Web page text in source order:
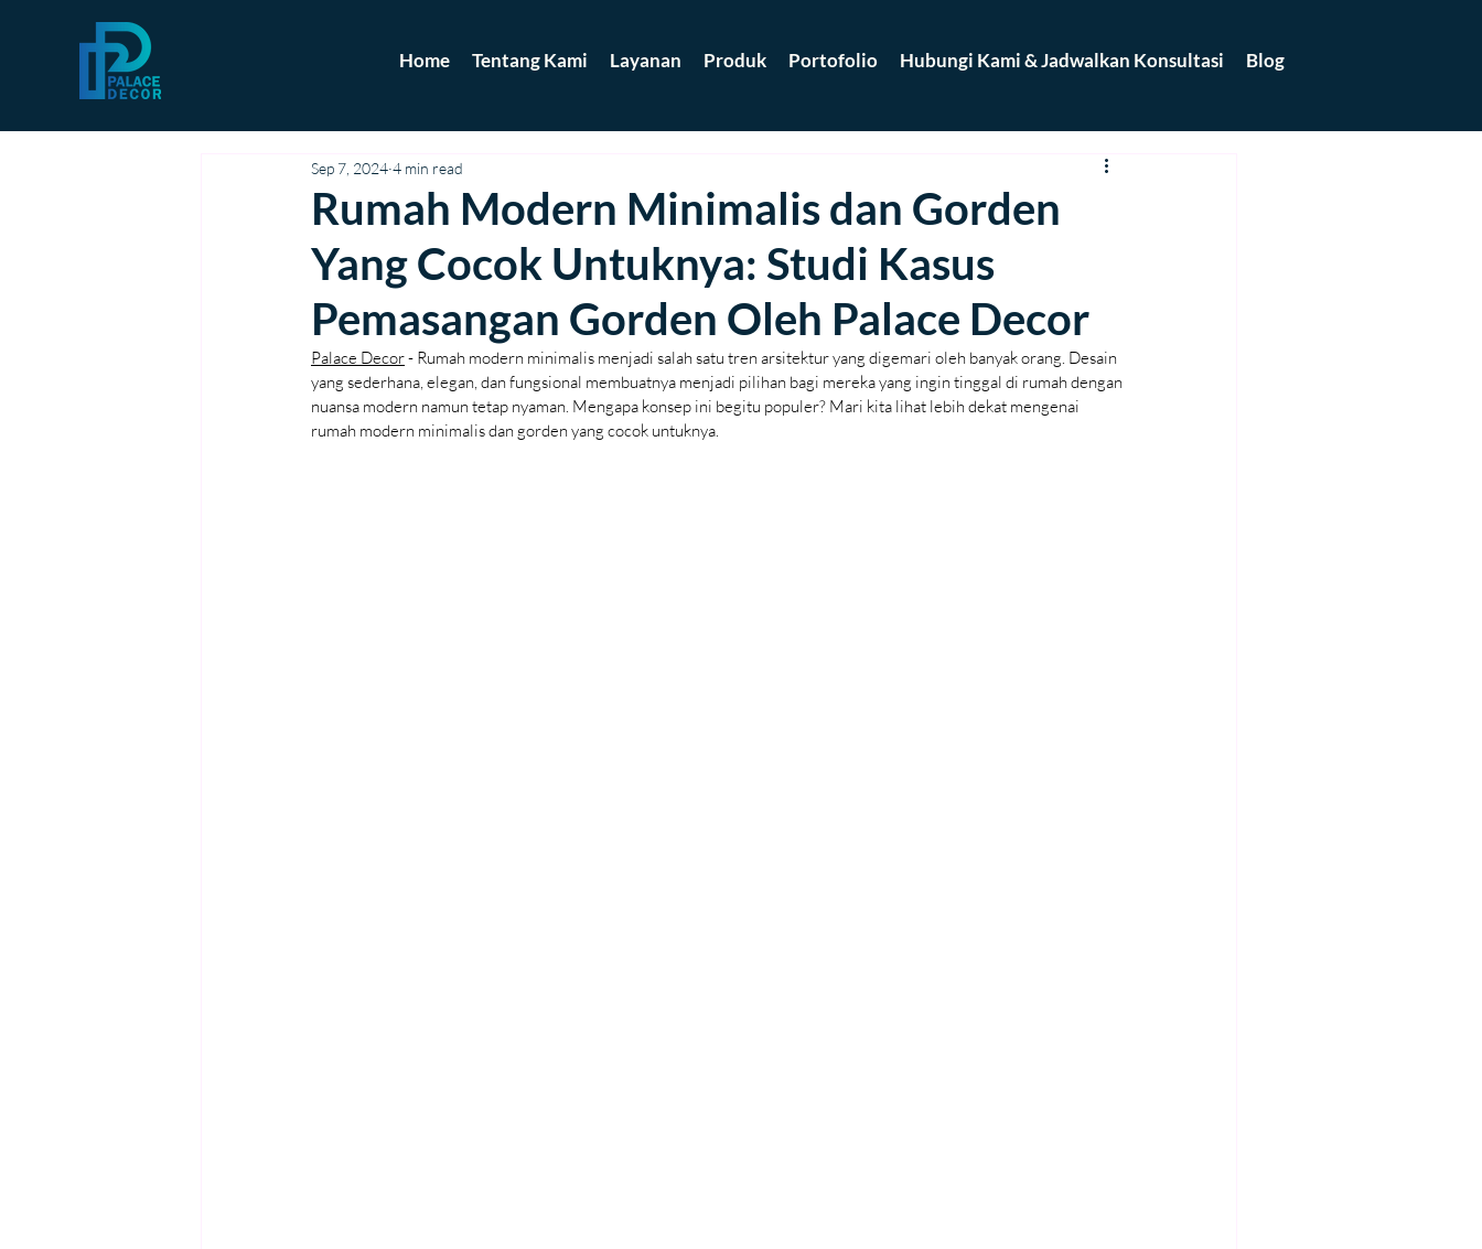
Home Tentang Kami Layanan Produk Portofolio Hubungi Kami & Jadwalkan Konsultasi Blog
Rumah Modern Minimalis dan Gorden
Yang Cocok Untuknya: Studi Kasus
Pemasangan Gorden Oleh Palace Decor
Sep 7, 2024 4 min read
Palace Decor - Rumah modern minimalis menjadi salah satu tren arsitektur yang digemari oleh banyak orang. Desain
yang sederhana, elegan, dan fungsional membuatnya menjadi pilihan bagi mereka yang ingin tinggal di rumah dengan
nuansa modern namun tetap nyaman. Mengapa konsep ini begitu populer? Mari kita lihat lebih dekat mengenai
rumah modern minimalis dan gorden yang cocok untuknya.